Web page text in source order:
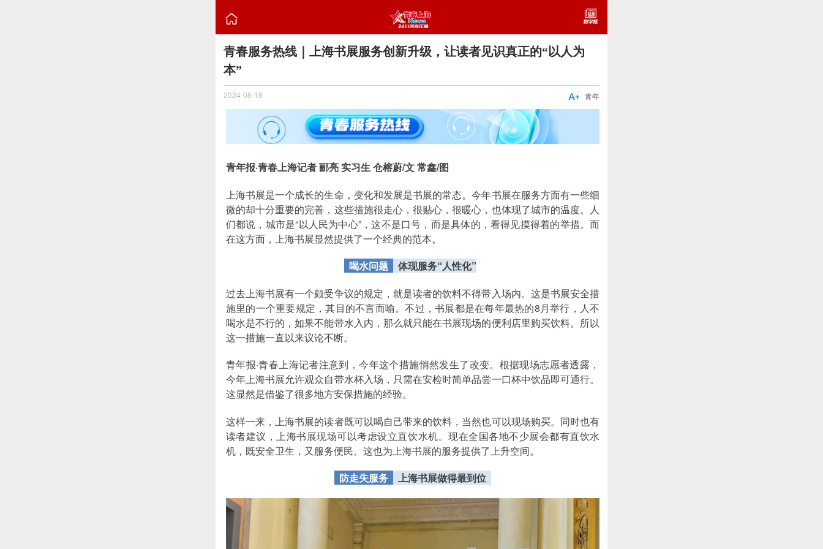

青春服务热线｜上海书展服务创新升级，让读者见识真正的“以人为
本”
2024-08-18 青年

青年报·青春上海记者 郦亮 实习生 仓榕蔚/文 常鑫/图
上海书展是一个成长的生命，变化和发展是书展的常态。今年书展在服务方面有一些细
微的却十分重要的完善，这些措施很走心，很贴心，很暖心，也体现了城市的温度。人
们都说，城市是“以人民为中心”，这不是口号，而是具体的，看得见摸得着的举措。而
在这方面，上海书展显然提供了一个经典的范本。
喝水问题
体现服务“人性化”
过去上海书展有一个颇受争议的规定，就是读者的饮料不得带入场内。这是书展安全措
施里的一个重要规定，其目的不言而喻。不过，书展都是在每年最热的8月举行，人不
喝水是不行的，如果不能带水入内，那么就只能在书展现场的便利店里购买饮料。所以
这一措施一直以来议论不断。
青年报·青春上海记者注意到，今年这个措施悄然发生了改变。根据现场志愿者透露，
今年上海书展允许观众自带水杯入场，只需在安检时简单品尝一口杯中饮品即可通行。
这显然是借鉴了很多地方安保措施的经验。
这样一来，上海书展的读者既可以喝自己带来的饮料，当然也可以现场购买。同时也有
读者建议，上海书展现场可以考虑设立直饮水机。现在全国各地不少展会都有直饮水
机，既安全卫生，又服务便民。这也为上海书展的服务提供了上升空间。
防走失服务
上海书展做得最到位